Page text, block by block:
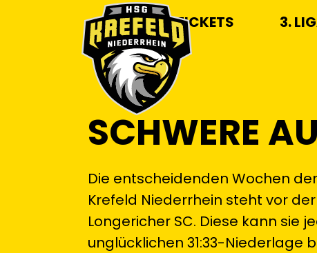
TICKETS 3.
SCHWERE
Die entscheidenden Wochen
Krefeld Niederrhein steht vor
Longericher SC. Diese kann sie
unglücklichen 31:33-Niederlage